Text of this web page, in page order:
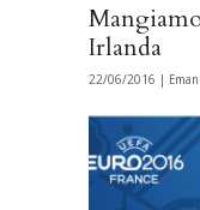
Irlanda
22/06/2016 |